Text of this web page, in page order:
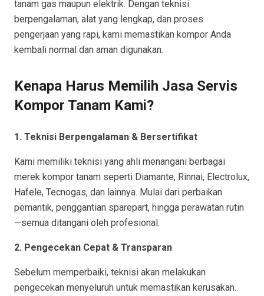
tanam gas maupun elektrik. Dengan teknisi
berpengalaman, alat yang lengkap, dan proses
pengerjaan yang rapi, kami memastikan kompor Anda
kembali normal dan aman digunakan.
Kenapa Harus Memilih Jasa Servis
Kompor Tanam Kami?
1. Teknisi Berpengalaman & Bersertifikat
Kami memiliki teknisi yang ahli menangani berbagai
merek kompor tanam seperti Diamante, Rinnai, Electrolux,
Hafele, Tecnogas, dan lainnya. Mulai dari perbaikan
pemantik, penggantian sparepart, hingga perawatan rutin
—semua ditangani oleh profesional.
2. Pengecekan Cepat & Transparan
Sebelum memperbaiki, teknisi akan melakukan
pengecekan menyeluruh untuk memastikan kerusakan.